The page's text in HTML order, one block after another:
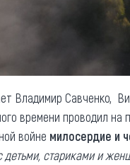
Владимир Савченко,
времени проводил на
войне милосердие и
детьми, стариками и